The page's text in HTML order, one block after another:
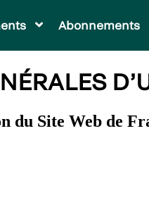
Abonnements
du Site Web de